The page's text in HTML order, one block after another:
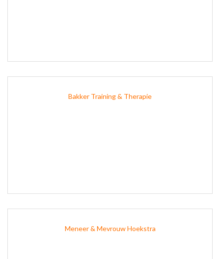
Bakker Training & Therapie
Meneer & Mevrouw Hoekstra